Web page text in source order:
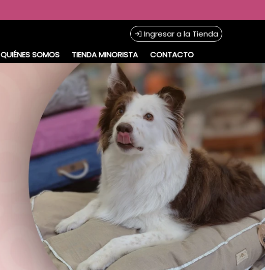
Ingresar a la Tienda
QUIÉNES SOMOS TIENDA MINORISTA CONTACTO